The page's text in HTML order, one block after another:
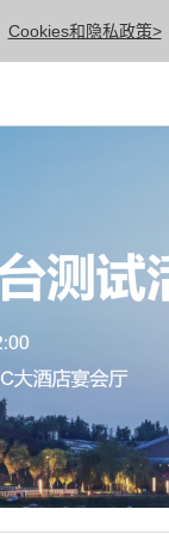
Cookies和隐私政策>